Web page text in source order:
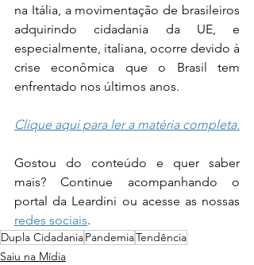
na Itália, a movimentação de brasileiros
adquirindo cidadania da UE, e
especialmente, italiana, ocorre devido à
crise econômica que o Brasil tem
enfrentado nos últimos anos.
Clique aqui para ler a matéria completa.
Gostou do conteúdo e quer saber
mais? Continue acompanhando o
redes sociais.
Dupla CidadaniaPandemiaTendência
Saiu na Mídia